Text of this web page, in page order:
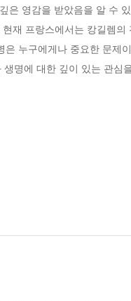
은 영감을 받았음을 알 수
재 프랑스에서는 캉길렘
은 누구에게나 중요한 문제
명에 대한 깊이 있는 관